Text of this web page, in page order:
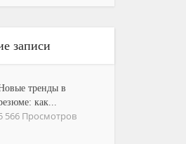
записи
тренды в
как...
566 Просмотров